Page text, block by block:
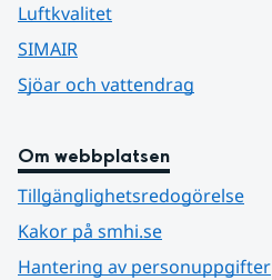
Luftkvalitet
SIMAIR
Sjöar och vattendrag
Om webbplatsen
Tillgänglighetsredogörelse
Kakor på smhi.se
Hantering av personuppgifter